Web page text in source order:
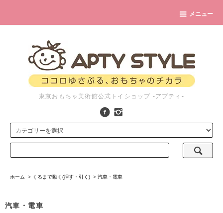
メニュー
東京おもちゃ美術館公式トイショップ -アプティ-
ホーム > くるまで動く(押す・引く) > 汽車・電車
汽車・電車